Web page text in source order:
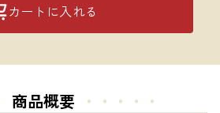
カートに入れる
商品概要 ・・・・・